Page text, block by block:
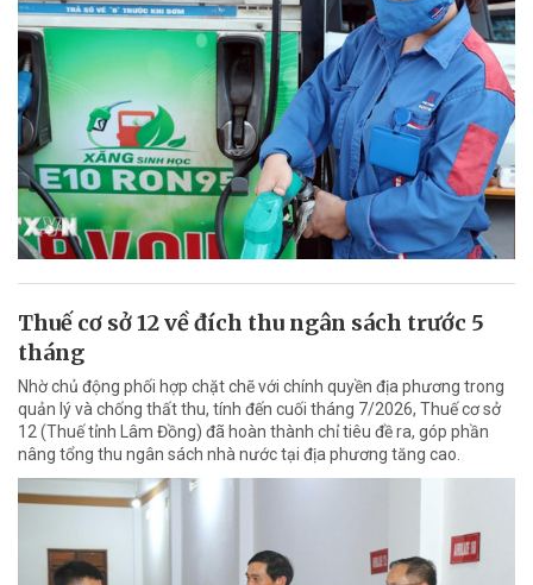
Thuế cơ sở 12 về đích thu ngân sách trước 5
tháng
Nhờ chủ động phối hợp chặt chẽ với chính quyền địa phương trong
quản lý và chống thất thu, tính đến cuối tháng 7/2026, Thuế cơ sở
12 (Thuế tỉnh Lâm Đồng) đã hoàn thành chỉ tiêu đề ra, góp phần
nâng tổng thu ngân sách nhà nước tại địa phương tăng cao.